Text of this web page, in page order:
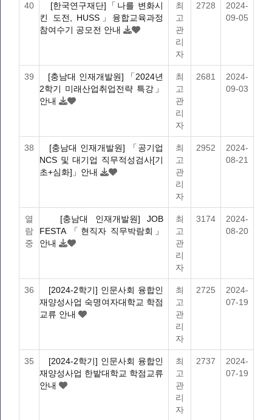
40
[한국연구재단]「나를 변화시
킨 도전, HUSS」융합교육과정
참여수기 공모전 안내
최
고
관
리
자
2728
2024-
09-05
39
[충남대 인재개발원] 「2024년
2학기 미래산업취업전략 특강」
안내
최
고
관
리
자
2681
2024-
09-03
38
[충남대 인재개발원] 「공기업
NCS 및 대기업 직무적성검사[기
초+심화]」안내
최
고
관
리
자
2952
2024-
08-21
열
람
중
[충남대 인재개발원] JOB
FESTA 「현직자 직무박람회」
안내
최
고
관
리
자
3174
2024-
08-20
36
[2024-2학기] 인문사회 융합인
재양성사업 숙명여자대학교 학점
교류 안내
최
고
관
리
자
2725
2024-
07-19
35
[2024-2학기] 인문사회 융합인
재양성사업 한밭대학교 학점교류
안내
최
고
관
리
자
2737
2024-
07-19